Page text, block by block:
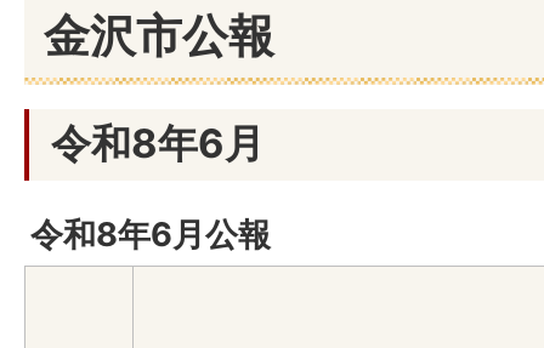
金沢市公報
令和8年6月
令和8年6月公報